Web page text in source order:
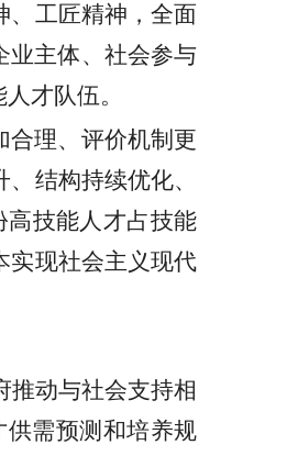
、工匠精神，全面
业主体、社会参与
才队伍。
合理、评价机制更
结构持续优化、
高技能人才占技能
实现社会主义现代
推动与社会支持相
需预测和培养规